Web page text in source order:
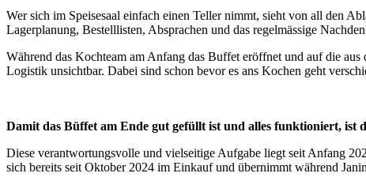
Wer sich im Speisesaal einfach einen Teller nimmt, sieht von all den
Lagerplanung, Bestelllisten, Absprachen und das regelmässige
Während das Kochteam am Anfang das Buffet eröffnet und auf die
Logistik unsichtbar. Dabei sind schon bevor es ans Kochen geht
Damit das Büffet am Ende gut gefüllt ist und alles funktioniert, ist
Diese verantwortungsvolle und vielseitige Aufgabe liegt seit Anfang
sich bereits seit Oktober 2024 im Einkauf und übernimmt während